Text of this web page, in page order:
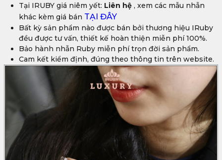
Tại IRUBY giá niêm yết: Liên hệ , xem các mẫu nhẫn
khác kèm giá bán TẠI ĐÂY
Bất kỳ sản phẩm nào được bán bởi thương hiệu IRuby
đều được tư vấn, thiết kế hoàn thiện miễn phí 100%.
Bảo hành nhẫn Ruby miễn phí trọn đời sản phẩm.
Cam kết kiểm định, đúng theo thông tin trên website.